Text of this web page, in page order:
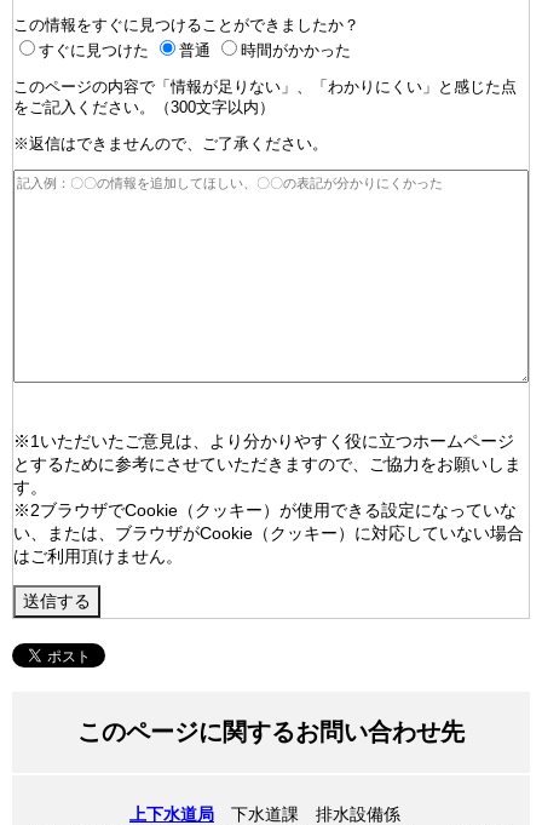
この情報をすぐに見つけることができましたか？
すぐに見つけた
普通 時間がかかった
このページの内容で「情報が足りない」、「わかりにくい」と感じた点
をご記入ください。（300文字以内）
※返信はできませんので、ご了承ください。
※1いただいたご意見は、より分かりやすく役に立つホームページ
とするために参考にさせていただきますので、ご協力をお願いしま
す。
※2ブラウザでCookie（クッキー）が使用できる設定になっていな
い、または、ブラウザがCookie（クッキー）に対応していない場合
はご利用頂けません。
このページに関するお問い合わせ先
上下水道局 下水道課 排水設備係